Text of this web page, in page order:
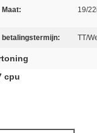
Maat: 19/
betalingstermijn: TT/
cpu